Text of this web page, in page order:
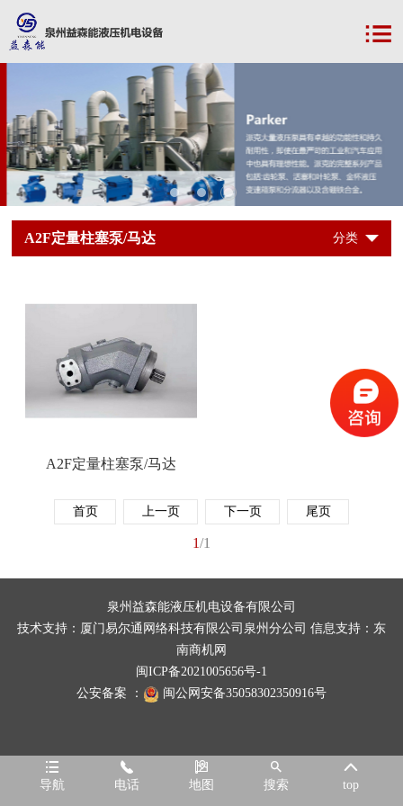

导航

电话

地图

搜索

top
A2F定量柱塞泵/马达 分类
A2F定量柱塞泵/马达
首页 上一页 下一页 尾页
1/1
泉州益森能液压机电设备有限公司
技术支持： 厦门易尔通网络科技有限公司泉州分公司 信息支持： 东
南商机网
闽ICP备2021005656号-1
公安备案 ：
闽公网安备35058302350916号